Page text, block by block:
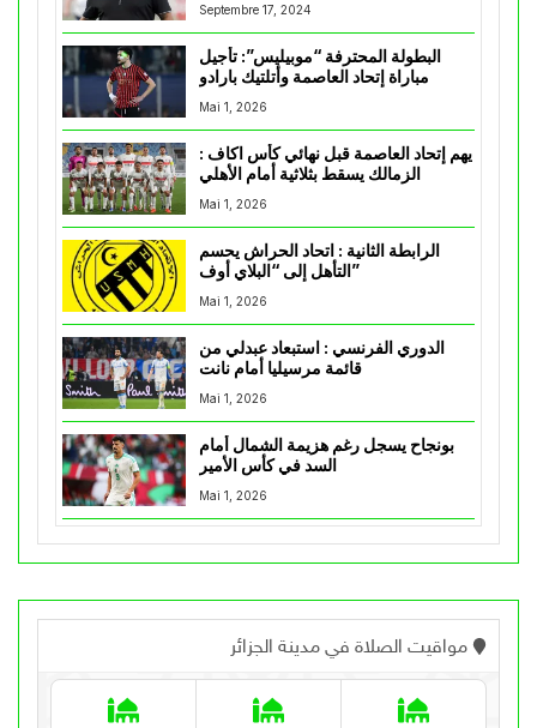
Septembre 17, 2024
البطولة المحترفة “موبيليس”: تأجيل
مباراة إتحاد العاصمة وأتلتيك بارادو
Mai 1, 2026
يهم إتحاد العاصمة قبل نهائي كأس اكاف :
Mai 1, 2026
الرابطة الثانية : اتحاد الحراش يحسم
التأهل إلى “البلاي أوف”
Mai 1, 2026
الدوري الفرنسي : استبعاد عبدلي من
قائمة مرسيليا أمام نانت
Mai 1, 2026
بونجاح يسجل رغم هزيمة الشمال أمام
السد في كأس الأمير
Mai 1, 2026